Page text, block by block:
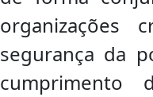
organizações
segurança da
cumprimento